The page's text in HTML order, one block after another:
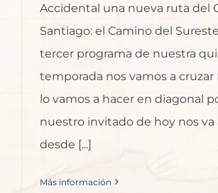
Accidental una nueva ruta del
Santiago: el Camino del
tercer programa de nuestra
temporada nos vamos a cruzar
lo vamos a hacer en diagonal
nuestro invitado de hoy nos va
desde [...]
Más información